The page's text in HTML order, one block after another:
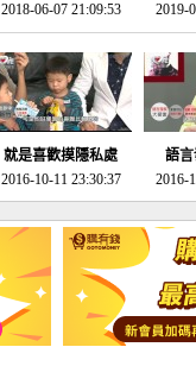
肉
2018-06-07 21:09:53 2019-
就是喜歡摸隱私處
2016-10-11 23:30:37
語
2016-